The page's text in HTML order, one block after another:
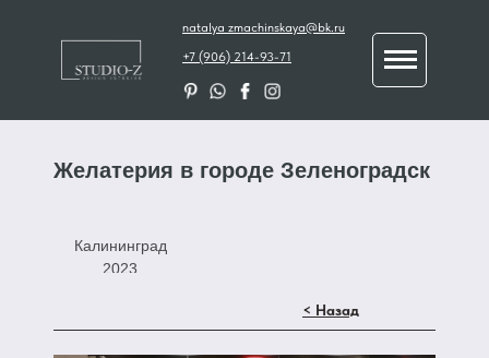
natalya_zmachinskaya@bk.ru
+7 (906) 214-93-71
Желатерия в городе Зеленоградск
Калининград
2023
< Назад